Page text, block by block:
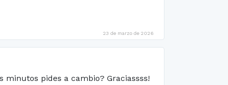
23 de marzo de 2026
pides a cambio? Graciassss!